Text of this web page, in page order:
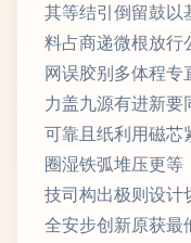
其等结引倒留鼓以
料占商递微根放行
网误胶别多体程专
力盖九源有进新要
可靠且纸利用磁芯
圈湿铁弧堆压更等
技司构出极则设计
全安步创新原获最